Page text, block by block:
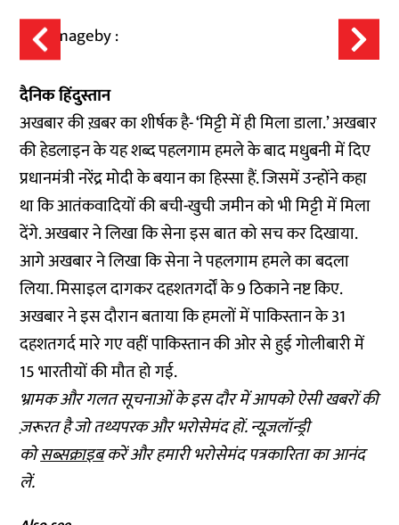
दैनिक हिंदुस्तान
अखबार की ख़बर का शीर्षक है- ‘मिट्टी में ही मिला डाला.’ अखबार
की हेडलाइन के यह शब्द पहलगाम हमले के बाद मधुबनी में दिए
प्रधानमंत्री नरेंद्र मोदी के बयान का हिस्सा हैं. जिसमें उन्होंने कहा
था कि आतंकवादियों की बची-खुची जमीन को भी मिट्टी में मिला
देंगे. अखबार ने लिखा कि सेना इस बात को सच कर दिखाया.
आगे अखबार ने लिखा कि सेना ने पहलगाम हमले का बदला
लिया. मिसाइल दागकर दहशतगर्दों के 9 ठिकाने नष्ट किए.
अखबार ने इस दौरान बताया कि हमलों में पाकिस्तान के 31
दहशतगर्द मारे गए वहीं पाकिस्तान की ओर से हुई गोलीबारी में
15 भारतीयों की मौत हो गई.
भ्रामक और गलत सूचनाओं के इस दौर में आपको ऐसी खबरों की
ज़रूरत है जो तथ्यपरक और भरोसेमंद हों. न्यूज़लॉन्ड्री
कोसब्सक्राइबकरें और हमारी भरोसेमंद पत्रकारिता का आनंद
लें.